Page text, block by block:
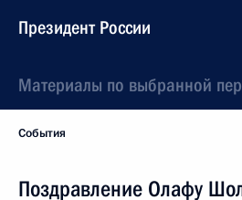
Президент России
Материалы по выбранной
События
Поздравление Олафу